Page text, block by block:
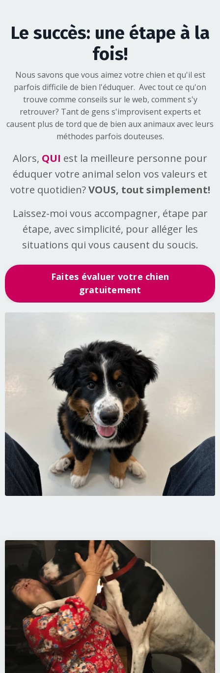
Le succès: une étape à la
fois!
Nous savons que vous aimez votre chien et qu'il est
parfois difficile de bien l'éduquer. Avec tout ce qu'on
trouve comme conseils sur le web, comment s'y
retrouver? Tant de gens s'improvisent experts et
causent plus de tord que de bien aux animaux avec leurs
méthodes parfois douteuses.
Alors, QUI est la meilleure personne pour
éduquer votre animal selon vos valeurs et
votre quotidien?VOUS, tout simplement!
Laissez-moi vous accompagner, étape par
étape, avec simplicité, pour alléger les
situations qui vous causent du soucis.
Faites évaluer votre chien
gratuitement